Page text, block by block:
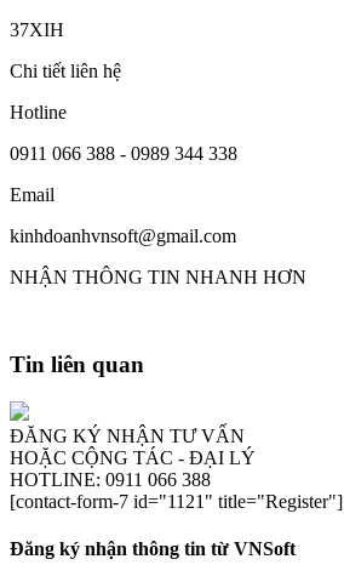
37XIH
Chi tiết liên hệ
Hotline
0911 066 388 - 0989 344 338
Email
kinhdoanhvnsoft@gmail.com
NHẬN THÔNG TIN NHANH HƠN
Tin liên quan
ĐĂNG KÝ NHẬN TƯ VẤN
HOẶC CỘNG TÁC - ĐẠI LÝ
HOTLINE: 0911 066 388
[contact-form-7 id="1121" title="Register"]
Đăng ký nhận thông tin từ VNSoft